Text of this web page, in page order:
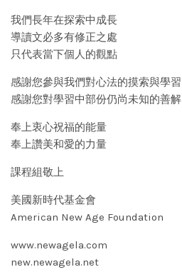
我們長年在探索中成長
導讀文必多有修正之處
只代表當下個人的觀點
感謝您參與我們對心法的摸索與學習
感謝您對學習中部份仍尚未知的善解
奉上衷心祝福的能量
奉上讚美和愛的力量
課程組敬上
美國新時代基金會
American New Age Foundation
www.newagela.com
new.newagela.net